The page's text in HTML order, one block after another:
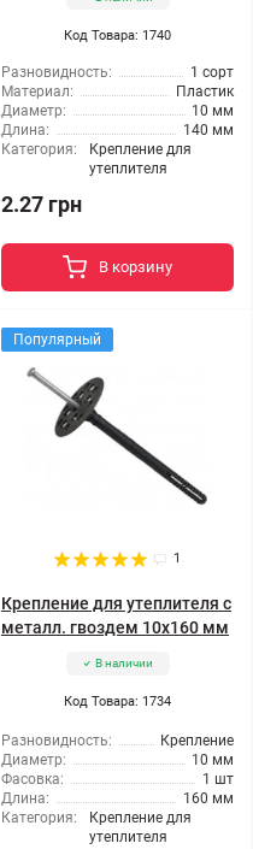
Код Товара: 1740
Разновидность:
1 сорт
Материал:
Пластик
Диаметр:
10 мм
Длина:
140 мм
Категория:
Крепление для
утеплителя
2.27 грн
В корзину
Популярный
1
Крепление для утеплителя с
металл. гвоздем 10x160 мм
В наличии
Код Товара: 1734
Разновидность:
Крепление
Диаметр:
10 мм
Фасовка:
1 шт
Длина:
160 мм
Категория:
Крепление для
утеплителя